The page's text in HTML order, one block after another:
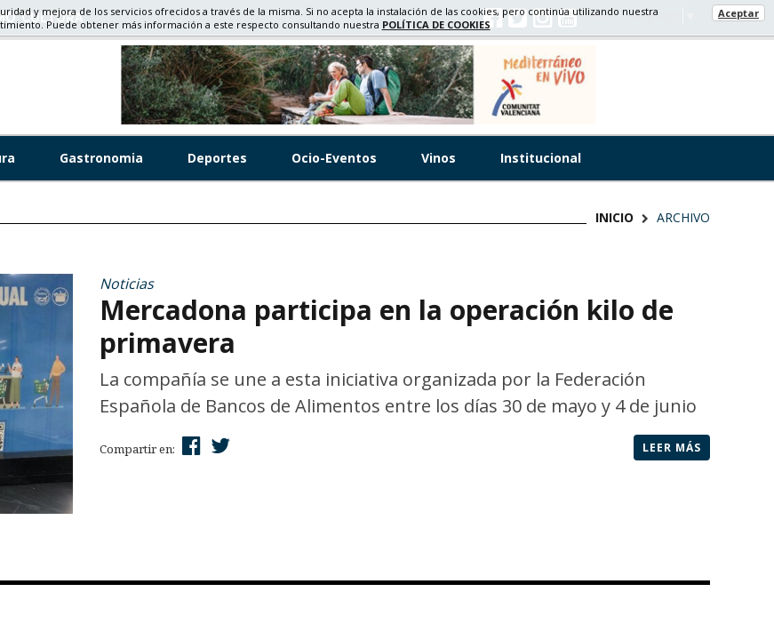
CULTURA Select Language
Gastronomia Deportes Ocio-Eventos Vinos Institucional
INICIO ARCHIVO
Noticias
Mercadona participa en la operación kilo de
primavera
La compañía se une a esta iniciativa organizada por la Federación
Española de Bancos de Alimentos entre los días 30 de mayo y 4 de junio
Compartir en: LEER MÁS
y mejora de los servicios ofrecidos a través de la misma. Si no acepta la instalación de las cookies, pero continúa utilizando nuestra
Puede obtener más información a este respecto consultando nuestra POLÍTICA DE COOKIES
Aceptar